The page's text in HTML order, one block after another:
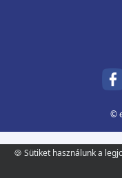
©
🍪 Sütiket használunk a